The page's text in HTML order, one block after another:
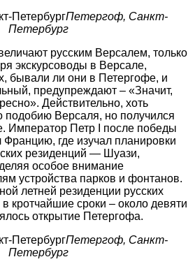
Петергоф, Санкт-
Петербург
русским Версалем, только
экскурсоводы в Версале,
бывали ли они в Петергофе, и
предупреждают – «Значит,
Действительно, хоть
подобию Версаля, но получился
Император Петр I после победы
где изучал планировки
резиденций — Шуази,
особое внимание
устройства парков и фонтанов.
летней резиденции русских
кротчайшие сроки – около девяти
открытие Петергофа.
Петергоф, Санкт-
Петербург